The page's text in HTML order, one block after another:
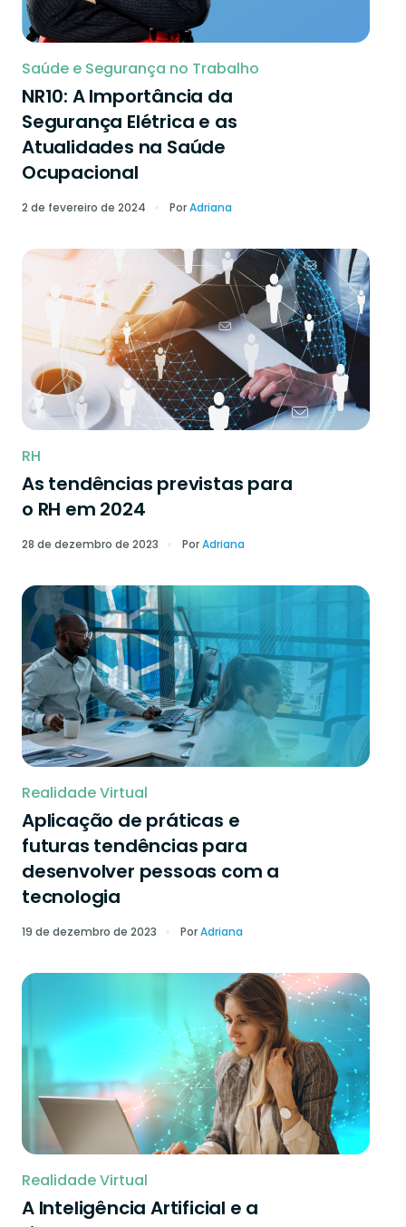
Saúde e Segurança no Trabalho
NR10: A Importância da
Segurança Elétrica e as
Atualidades na Saúde
Ocupacional
2 de fevereiro de 2024 PorAdriana
RH
As tendências previstas para
o RH em 2024
28 de dezembro de 2023 PorAdriana
Realidade Virtual
Aplicação de práticas e
futuras tendências para
desenvolver pessoas com a
tecnologia
19 de dezembro de 2023 PorAdriana
Realidade Virtual
A Inteligência Artificial e a